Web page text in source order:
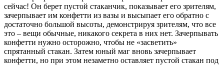
сейчас! Он берет пустой стаканчик, показывает его зрителям,
зачерпывает им конфетти из вазы и высыпает его обратно с
достаточно большой высоты, демонстрируя зрителям, что все
это – вещи обычные, никакого секрета в них нет. Зачерпывать
конфетти нужно осторожно, чтобы не «засветить»
спрятанный стакан. Затем юный маг вновь зачерпывает
конфетти, но при этом незаметно оставляет пустой стакан под